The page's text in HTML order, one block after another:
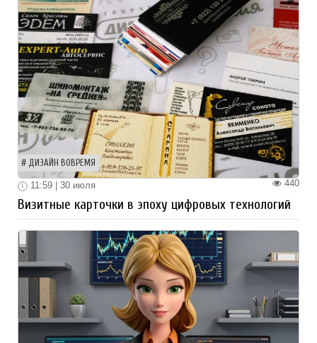
ДИЗАЙН ВОВРЕМЯ
440
11:59 | 30 июля
Визитные карточки в эпоху цифровых технологий